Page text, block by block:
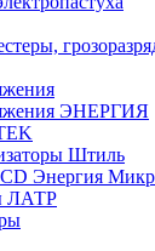
ЭНЕРГИЯ
Штиль
Энepгия
ЛАТР